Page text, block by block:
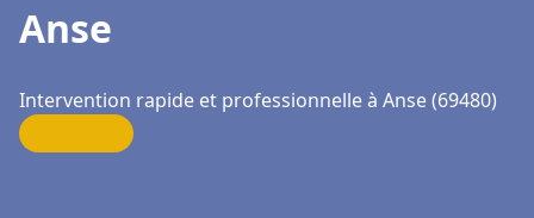
Anse
Intervention rapide et professionnelle à Anse (69480)